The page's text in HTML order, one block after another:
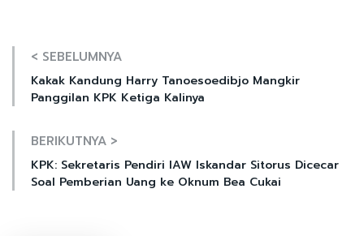
< SEBELUMNYA
Kakak Kandung Harry Tanoesoedibjo Mangkir
Panggilan KPK Ketiga Kalinya
BERIKUTNYA >
KPK: Sekretaris Pendiri IAW Iskandar Sitorus Dicecar
Soal Pemberian Uang ke Oknum Bea Cukai